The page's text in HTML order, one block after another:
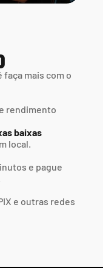
mais com o
rendimento
baixas
local.
e pague
e outras redes